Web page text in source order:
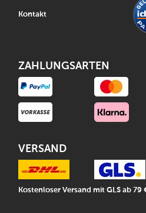
Kontakt
ZAHLUNGSARTEN
VERSAND
Kostenloser Versand mit GLS ab 79